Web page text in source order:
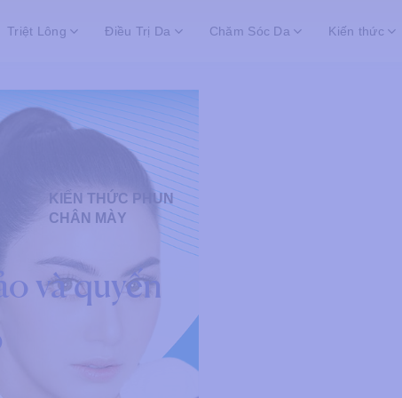
Triệt Lông Điều Trị Da Chăm Sóc Da Kiến thức
KIẾN THỨC PHUN
CHÂN MÀY
và quyến